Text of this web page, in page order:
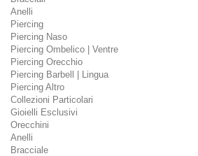
Anelli
Piercing
Piercing Naso
Piercing Ombelico | Ventre
Piercing Orecchio
Piercing Barbell | Lingua
Piercing Altro
Collezioni Particolari
Gioielli Esclusivi
Orecchini
Anelli
Bracciale